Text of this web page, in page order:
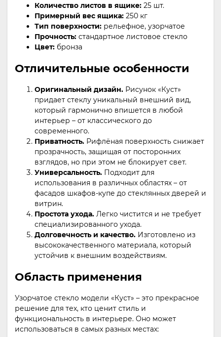
Количество листов в ящике: 25 шт.
Примерный вес ящика: 250 кг
Тип поверхности: рельефное, узорчатое
Прочность: стандартное листовое стекло
Цвет: бронза
Отличительные особенности
Оригинальный дизайн. Рисунок «Куст»
придает стеклу уникальный внешний вид,
который гармонично впишется в любой
интерьер – от классического до
современного.
Приватность. Рифлёная поверхность снижает
прозрачность, защищая от посторонних
взглядов, но при этом не блокирует свет.
Универсальность. Подходит для
использования в различных областях – от
фасадов шкафов-купе до стеклянных дверей и
витрин.
Простота ухода. Легко чистится и не требует
специализированного ухода.
Долговечность и качество. Изготовлено из
высококачественного материала, который
устойчив к внешним воздействиям.
Область применения
Узорчатое стекло модели «Куст» – это прекрасное
решение для тех, кто ценит стиль и
функциональность в интерьере. Оно может
использоваться в самых разных местах: